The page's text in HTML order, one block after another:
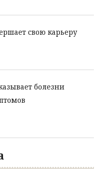
свою карьеру
болезни